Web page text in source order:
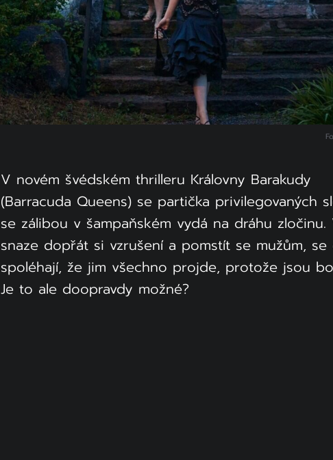
V novém švédském thrilleru Královny Barakudy
(Barracuda Queens) se partička privilegovaných
se zálibou v šampaňském vydá na dráhu zločinu.
snaze dopřát si vzrušení a pomstít se mužům, se
spoléhají, že jim všechno projde, protože jsou
Je to ale doopravdy možné?